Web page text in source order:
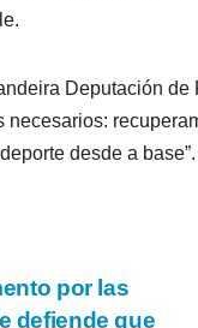
Deputación
necesarios:
desde a base”.
por las
defiende que